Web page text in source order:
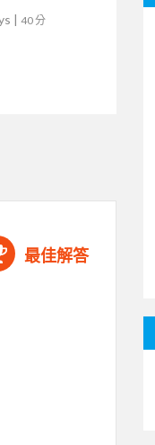
| 40 分
最佳解答